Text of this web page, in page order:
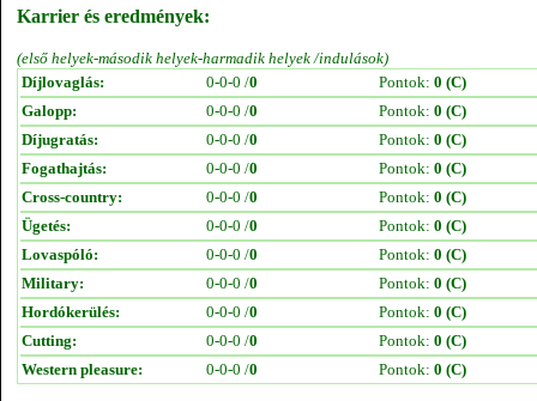
Karrier és eredmények:
(első helyek-második helyek-harmadik helyek /indulások)
Díjlovaglás:
0-0-0 /0 Pontok: 0 (C)
Galopp:
0-0-0 /0 Pontok: 0 (C)
Díjugratás:
0-0-0 /0 Pontok: 0 (C)
Fogathajtás:
0-0-0 /0 Pontok: 0 (C)
Cross-country:
0-0-0 /0 Pontok: 0 (C)
Ügetés:
0-0-0 /0 Pontok: 0 (C)
Lovaspóló:
0-0-0 /0 Pontok: 0 (C)
Military:
0-0-0 /0 Pontok: 0 (C)
Hordókerülés:
0-0-0 /0 Pontok: 0 (C)
Cutting:
0-0-0 /0 Pontok: 0 (C)
Western pleasure:
0-0-0 /0 Pontok: 0 (C)